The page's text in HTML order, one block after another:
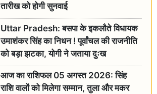
तारीख को होगी सुनवाई
Uttar Pradesh: बसपा के इकलौते विधायक
उमाशंकर सिंह का निधन ! पूर्वांचल की राजनीति
को बड़ा झटका, योगी ने जताया दुःख
आज का राशिफल 05 अगस्त 2026: सिंह
राशि वालों को मिलेगा सम्मान, तुला और मकर